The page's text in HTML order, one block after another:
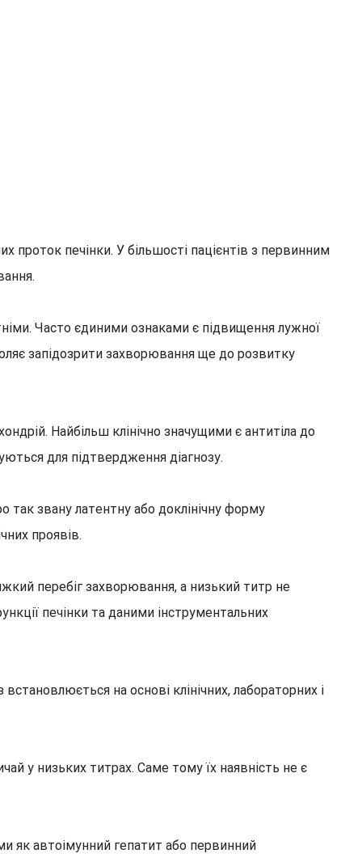
проток печінки. У більшості пацієнтів з первинним
Часто єдиними ознаками є підвищення лужної
запідозрити захворювання ще до розвитку
Найбільш клінічно значущими є антитіла до
для підтвердження діагнозу.
звану латентну або доклінічну форму
проявів.
перебіг захворювання, а низький титр не
печінки та даними інструментальних
на основі клінічних, лабораторних і
у низьких титрах. Саме тому їх наявність не є
як автоімунний гепатит або первинний